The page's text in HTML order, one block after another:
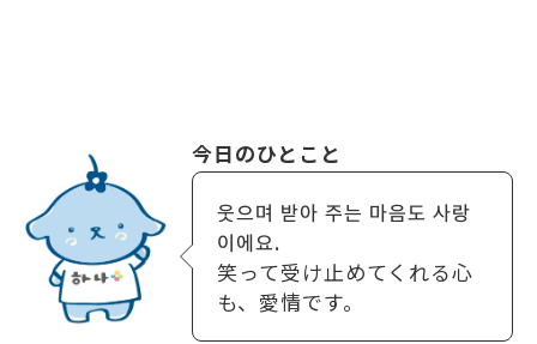
今日のひとこと
웃으며 받아 주는 마음도 사랑
이에요.
笑って受け止めてくれる心
も、愛情です。